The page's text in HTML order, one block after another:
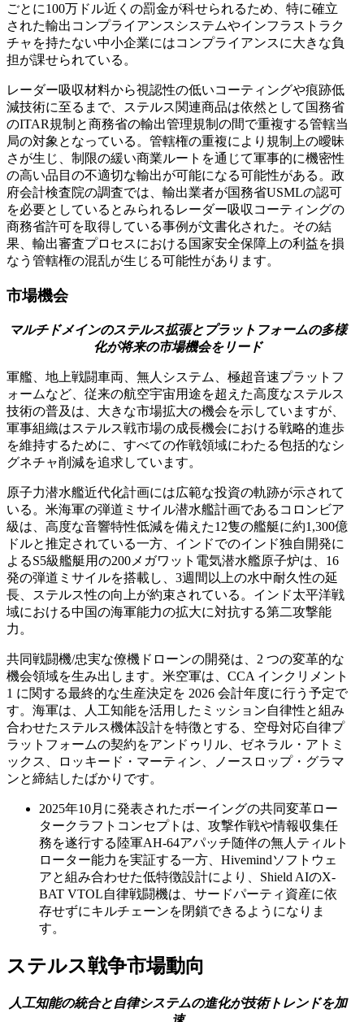
ごとに100万ドル近くの罰金が科せられるため、特に確立
された輸出コンプライアンスシステムやインフラストラク
チャを持たない中小企業にはコンプライアンスに大きな負
担が課せられている。
レーダー吸収材料から視認性の低いコーティングや痕跡低
減技術に至るまで、ステルス関連商品は依然として国務省
のITAR規制と商務省の輸出管理規制の間で重複する管轄当
局の対象となっている。管轄権の重複により規制上の曖昧
さが生じ、制限の緩い商業ルートを通じて軍事的に機密性
の高い品目の不適切な輸出が可能になる可能性がある。政
府会計検査院の調査では、輸出業者が国務省USMLの認可
を必要としているとみられるレーダー吸収コーティングの
商務省許可を取得している事例が文書化された。その結
果、輸出審査プロセスにおける国家安全保障上の利益を損
なう管轄権の混乱が生じる可能性があります。
市場機会
マルチドメインのステルス拡張とプラットフォームの多様
化が将来の市場機会をリード
軍艦、地上戦闘車両、無人システム、極超音速プラットフ
ォームなど、従来の航空宇宙用途を超えた高度なステルス
技術の普及は、大きな市場拡大の機会を示していますが、
軍事組織はステルス戦市場の成長機会における戦略的進歩
を維持するために、すべての作戦領域にわたる包括的なシ
グネチャ削減を追求しています。
原子力潜水艦近代化計画には広範な投資の軌跡が示されて
いる。米海軍の弾道ミサイル潜水艦計画であるコロンビア
級は、高度な音響特性低減を備えた12隻の艦艇に約1,300億
ドルと推定されている一方、インドでのインド独自開発に
よるS5級艦艇用の200メガワット電気潜水艦原子炉は、16
発の弾道ミサイルを搭載し、3週間以上の水中耐久性の延
長、ステルス性の向上が約束されている。インド太平洋戦
域における中国の海軍能力の拡大に対抗する第二攻撃能
力。
共同戦闘機/忠実な僚機ドローンの開発は、2 つの変革的な
機会領域を生み出します。米空軍は、CCA インクリメント
1 に関する最終的な生産決定を 2026 会計年度に行う予定で
す。海軍は、人工知能を活用したミッション自律性と組み
合わせたステルス機体設計を特徴とする、空母対応自律プ
ラットフォームの契約をアンドゥリル、ゼネラル・アトミ
ックス、ロッキード・マーティン、ノースロップ・グラマ
ンと締結したばかりです。
2025年10月に発表されたボーイングの共同変革ロー
タークラフトコンセプトは、攻撃作戦や情報収集任
務を遂行する陸軍AH-64アパッチ随伴の無人ティルト
ローター能力を実証する一方、Hivemindソフトウェ
アと組み合わせた低特徴設計により、Shield AIのX-
BAT VTOL自律戦闘機は、サードパーティ資産に依
存せずにキルチェーンを閉鎖できるようになりま
す。
ステルス戦争市場動向
人工知能の統合と自律システムの進化が技術トレンドを加